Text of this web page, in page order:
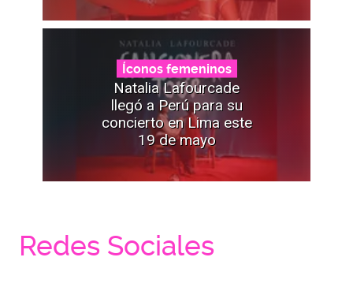
Íconos femeninos
Natalia Lafourcade
llegó a Perú para su
concierto en Lima este
19 de mayo
Redes Sociales